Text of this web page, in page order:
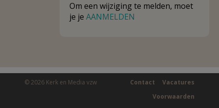
Om een wijziging te melden, moet
je je AANMELDEN
© 2026 Kerk en Media vzw Vacatures
Contact
Voorwaarden